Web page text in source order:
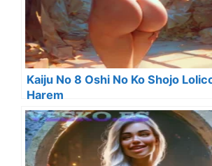
Kaiju No 8 Oshi No Ko Shojo
Harem